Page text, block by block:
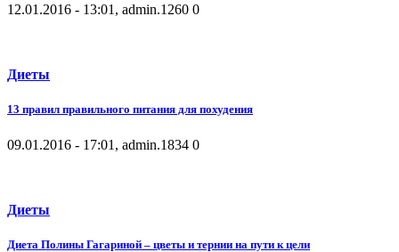
12.01.2016 - 13:01, admin.1260 0
Диеты
13 правил правильного питания для похудения
09.01.2016 - 17:01, admin.1834 0
Диеты
Диета Полины Гагариной – цветы и тернии на пути к цели